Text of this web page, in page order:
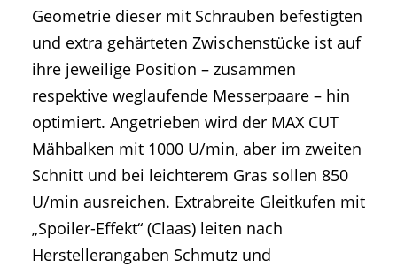
Geometrie dieser mit Schrauben befestigten
und extra gehärteten Zwischenstücke ist auf
ihre jeweilige Position – zusammen
respektive weglaufende Messerpaare – hin
optimiert. Angetrieben wird der MAX CUT
Mähbalken mit 1000 U/min, aber im zweiten
Schnitt und bei leichterem Gras sollen 850
U/min ausreichen. Extrabreite Gleitkufen mit
„Spoiler-Effekt“ (Claas) leiten nach
Herstellerangaben Schmutz und